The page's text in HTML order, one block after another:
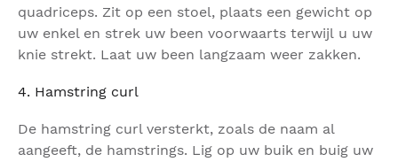
quadriceps. Zit op een stoel, plaats een gewicht op
uw enkel en strek uw been voorwaarts terwijl u uw
knie strekt. Laat uw been langzaam weer zakken.
4. Hamstring curl
De hamstring curl versterkt, zoals de naam al
aangeeft, de hamstrings. Lig op uw buik en buig uw